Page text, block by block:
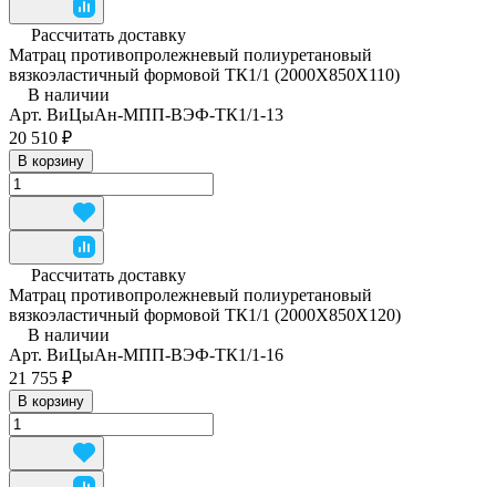
Рассчитать доставку
Матрац противопролежневый полиуретановый
вязкоэластичный формовой ТК1/1 (2000Х850Х110)
В наличии
Арт. ВиЦыАн-МПП-ВЭФ-ТК1/1-13
20 510 ₽
В корзину
Рассчитать доставку
Матрац противопролежневый полиуретановый
вязкоэластичный формовой ТК1/1 (2000Х850Х120)
В наличии
Арт. ВиЦыАн-МПП-ВЭФ-ТК1/1-16
21 755 ₽
В корзину